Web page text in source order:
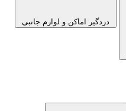
دزدگیر اماکن و لوازم جانبی